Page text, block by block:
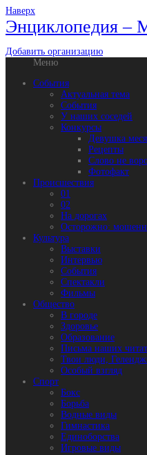
Наверх
Энциклопедия –
Добавить организацию
Меню
События
Актуальная тема
События
У наших соседей
Конкурсы
Девушка
Рецепты
Слово не
Фотофакт
Происшествия
01
02
На дорогах
Осторожно:
Культура
Выставки
Интервью
События
Спектакли
Фильмы
Общество
В городе
Здоровье
Образование
Письма наших
Твои люди,
Особый взгляд
Спорт
Бокс
Борьба
Водные виды
Гимнастика
Единоборства
Игровые виды